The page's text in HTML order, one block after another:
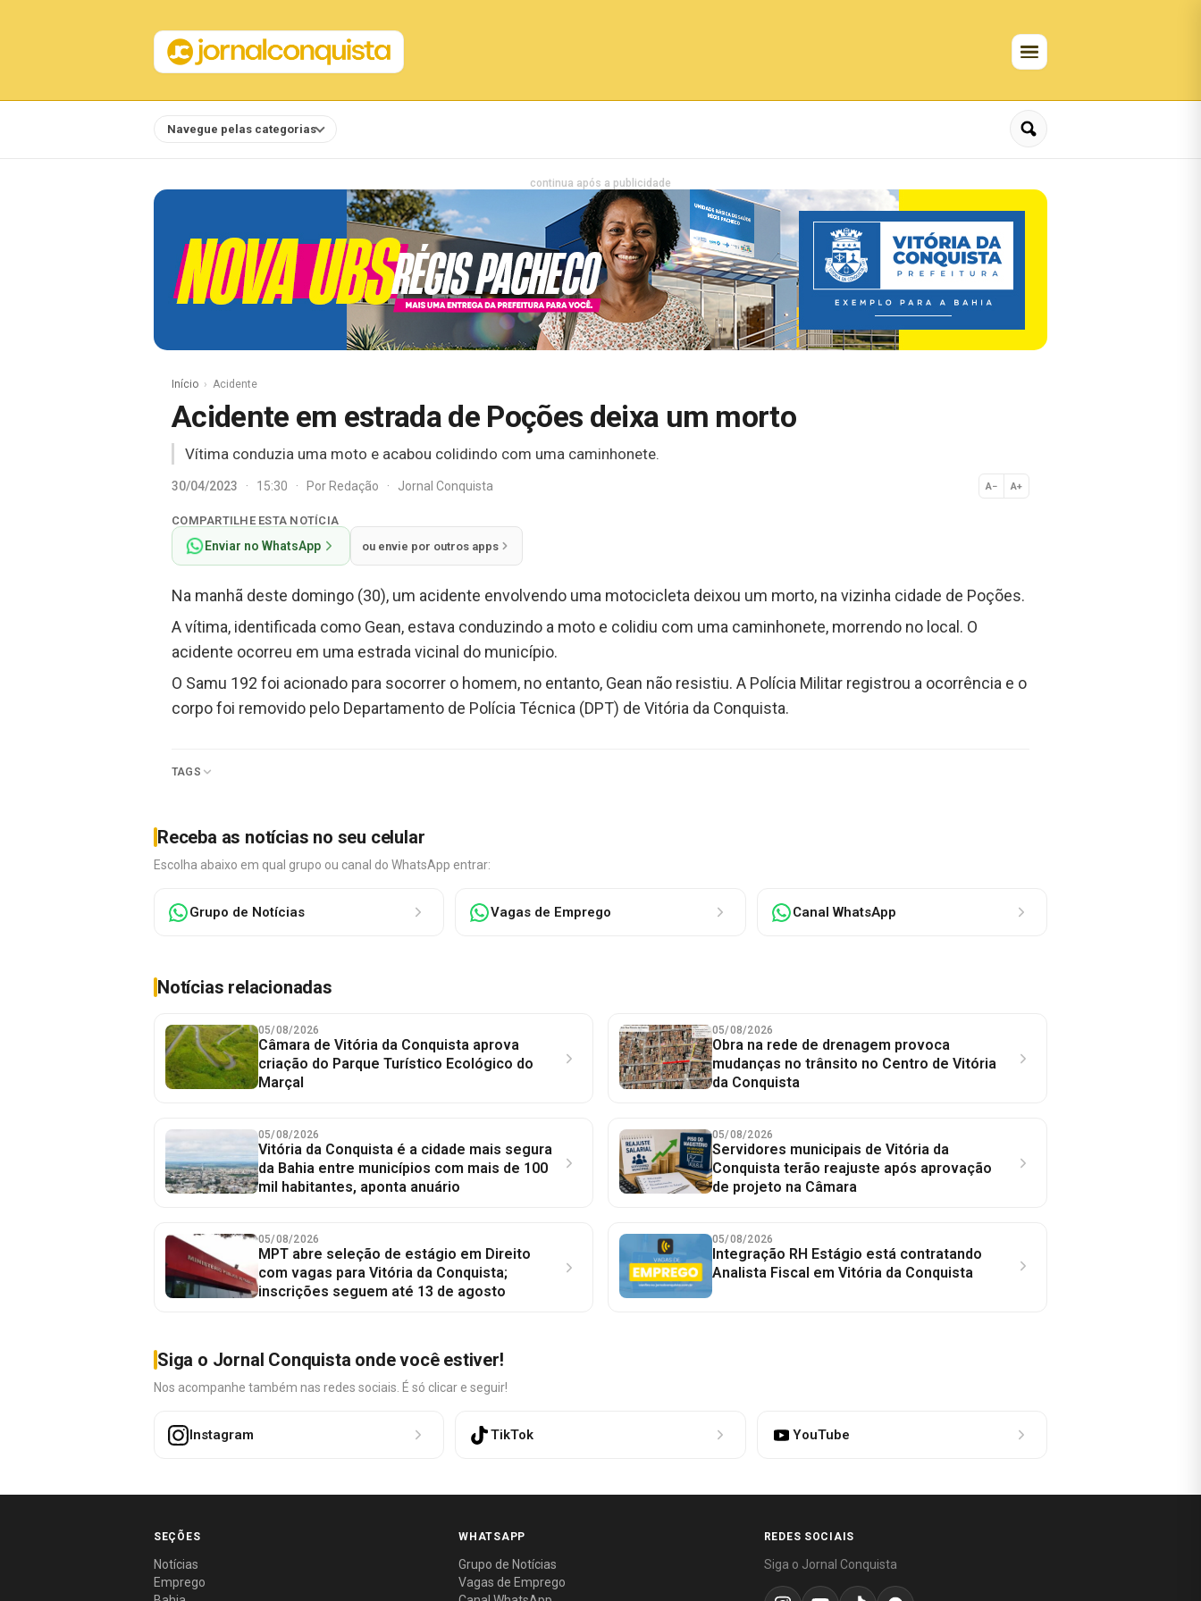
Navegue pelas categorias
continua após a publicidade
Início Acidente
Acidente em estrada de Poções deixa um morto
Vítima conduzia uma moto e acabou colidindo com uma caminhonete.
30/04/2023 · 15:30 · PorRedação · Jornal Conquista A− A+
Normal
COMPARTILHE ESTA NOTÍCIA
Enviar no WhatsApp ou envie por outros apps
Na manhã deste domingo (30), um acidente envolvendo uma motocicleta deixou um morto, na vizinha cidade de Poções.
A vítima, identificada como Gean, estava conduzindo a moto e colidiu com uma caminhonete, morrendo no local. O
acidente ocorreu em uma estrada vicinal do município.
O Samu 192 foi acionado para socorrer o homem, no entanto, Gean não resistiu. A Polícia Militar registrou a ocorrência e o
corpo foi removido pelo Departamento de Polícia Técnica (DPT) de Vitória da Conquista.
TAGS
Receba as notícias no seu celular
Escolha abaixo em qual grupo ou canal do WhatsApp entrar:
Grupo de Notícias Vagas de Emprego Canal WhatsApp
Notícias relacionadas
05/08/2026
Câmara de Vitória da Conquista aprova
criação do Parque Turístico Ecológico do
Marçal
05/08/2026
Obra na rede de drenagem provoca
mudanças no trânsito no Centro de Vitória
da Conquista
05/08/2026
Vitória da Conquista é a cidade mais segura
da Bahia entre municípios com mais de 100
mil habitantes, aponta anuário
05/08/2026
Servidores municipais de Vitória da
Conquista terão reajuste após aprovação
de projeto na Câmara
05/08/2026
MPT abre seleção de estágio em Direito
com vagas para Vitória da Conquista;
inscrições seguem até 13 de agosto
05/08/2026
Integração RH Estágio está contratando
Analista Fiscal em Vitória da Conquista
Siga o Jornal Conquista onde você estiver!
Nos acompanhe também nas redes sociais. É só clicar e seguir!
Instagram TikTok YouTube
SEÇÕES
Notícias
Emprego
WHATSAPP
Grupo de Notícias
Vagas de Emprego
REDES SOCIAIS
Siga o Jornal Conquista